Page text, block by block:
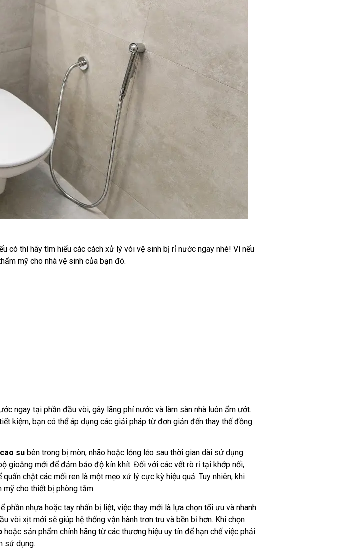
có thì hãy tìm hiểu các cách xử lý vòi vệ sinh bị rỉ nước ngay nhé! Vì nếu
mỹ cho nhà vệ sinh của bạn đó.
ngay tại phần đầu vòi, gây lãng phí nước và làm sàn nhà luôn ẩm ướt.
kiệm, bạn có thể áp dụng các giải pháp từ đơn giản đến thay thế đồng
subên trong bị mòn, nhão hoặc lỏng lẻo sau thời gian dài sử dụng.
gioăng mới để đảm bảo độ kín khít. Đối với các vết rò rỉ tại khớp nối,
chặt các mối ren là một mẹo xử lý cực kỳ hiệu quả. Tuy nhiên, khi
cho thiết bị phòng tắm.
nhựa hoặc tay nhấn bị liệt, việc thay mới là lựa chọn tối ưu và nhanh
vòi xịt mới sẽ giúp hệ thống vận hành trơn tru và bền bỉ hơn. Khi chọn
hoặc sản phẩm chính hãng từ các thương hiệu uy tín để hạn chế việc phải
sử dụng.